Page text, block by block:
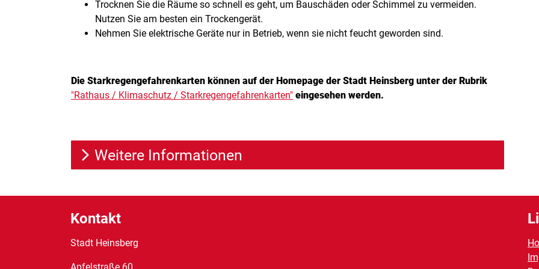
Trocknen Sie die Räume so schnell es geht, um Bauschäden oder Schimmel zu vermeiden.
Nutzen Sie am besten ein Trockengerät.
Nehmen Sie elektrische Geräte nur in Betrieb, wenn sie nicht feucht geworden sind.
Die Starkregengefahrenkarten können auf der Homepage der Stadt Heinsberg unter der Rubrik
"Rathaus / Klimaschutz / Starkregengefahrenkarten" eingesehen werden.
Weitere Informationen
Kontakt
Stadt Heinsberg